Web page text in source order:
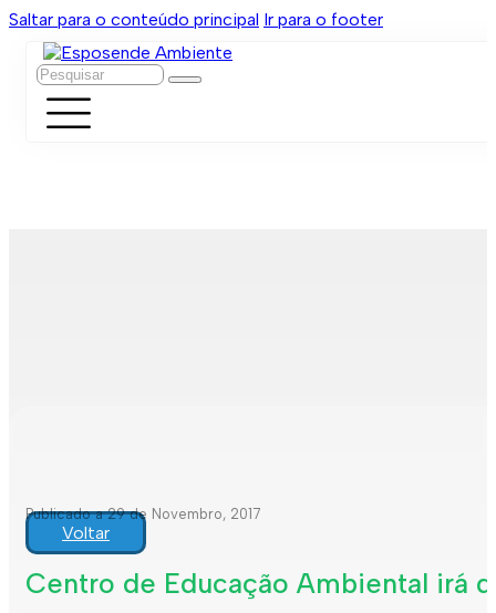
Saltar para o conteúdo principal Ir para o footer
Pesquisar
Publicado a 29 de Novembro, 2017
Voltar
Centro de Educação Ambiental irá